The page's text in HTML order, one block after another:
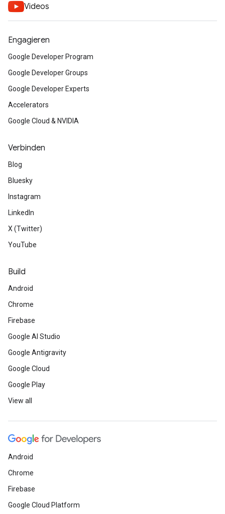
Videos
Engagieren
Google Developer Program
Google Developer Groups
Google Developer Experts
Accelerators
Google Cloud & NVIDIA
Verbinden
Blog
Bluesky
Instagram
LinkedIn
X (Twitter)
YouTube
Build
Android
Chrome
Firebase
Google AI Studio
Google Antigravity
Google Cloud
Google Play
View all
Android
Chrome
Firebase
Google Cloud Platform